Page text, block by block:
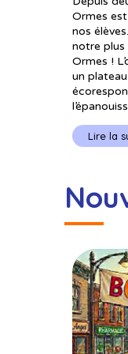
Ormes
nos
notre plus
Ormes !
un
Lire la